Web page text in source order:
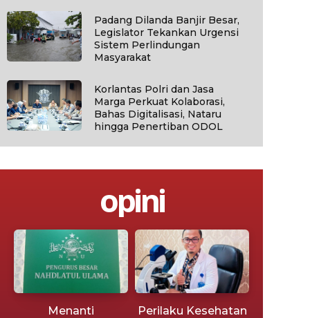
Padang Dilanda Banjir Besar,
Legislator Tekankan Urgensi
Sistem Perlindungan
Masyarakat
Korlantas Polri dan Jasa
Marga Perkuat Kolaborasi,
Bahas Digitalisasi, Nataru
hingga Penertiban ODOL
opini
Menanti
Perilaku Kesehatan